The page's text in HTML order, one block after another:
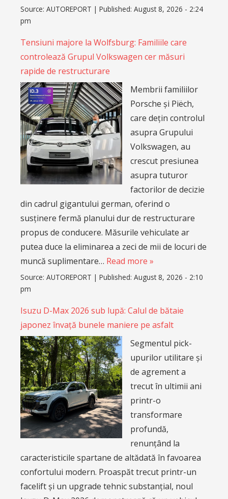
Source: AUTOREPORT | Published: August 8, 2026 - 2:24
pm
Tensiuni majore la Wolfsburg: Familiile care
controlează Grupul Volkswagen cer măsuri
rapide de restructurare
Membrii familiilor
Porsche și Piëch,
care dețin controlul
asupra Grupului
Volkswagen, au
crescut presiunea
asupra tuturor
factorilor de decizie
din cadrul gigantului german, oferind o
susținere fermă planului dur de restructurare
propus de conducere. Măsurile vehiculate ar
putea duce la eliminarea a zeci de mii de locuri de
muncă suplimentare… Read more »
Source: AUTOREPORT | Published: August 8, 2026 - 2:10
pm
Isuzu D-Max 2026 sub lupă: Calul de bătaie
japonez învață bunele maniere pe asfalt
Segmentul pick-
upurilor utilitare și
de agrement a
trecut în ultimii ani
printr-o
transformare
profundă,
renunțând la
caracteristicile spartane de altădată în favoarea
confortului modern. Proaspăt trecut printr-un
facelift și un upgrade tehnic substanțial, noul